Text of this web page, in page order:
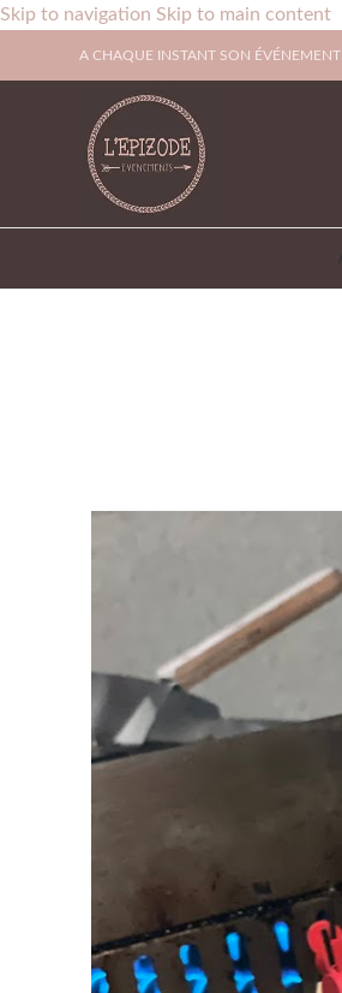
Skip to navigation Skip to main content
A CHAQUE INSTANT SON ÉVÉNEMENT